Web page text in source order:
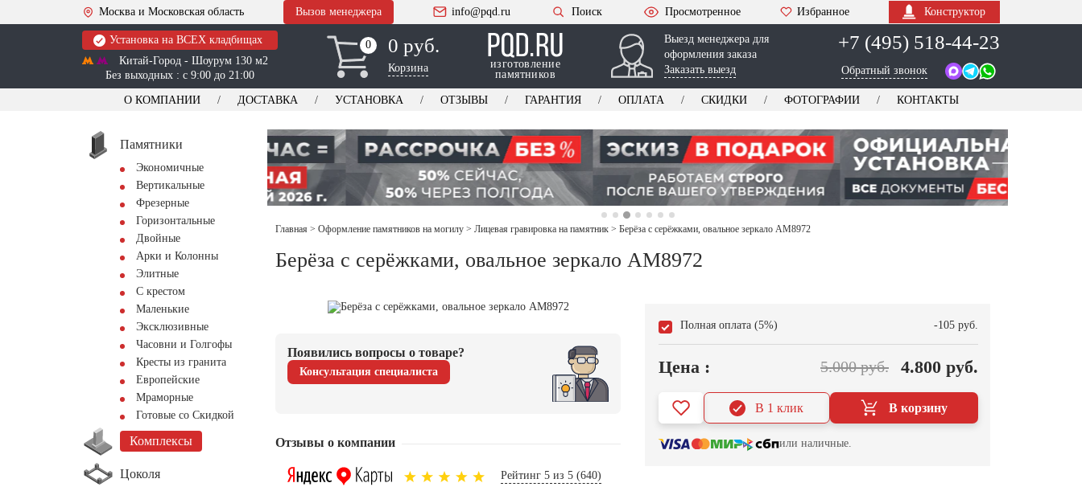
Москва и Московская область Вызов менеджера info@pqd.ru Поиск Просмотренное Избранное Конструктор
Установка на ВСЕХ кладбищах
Китай-Город - Шоурум 130 м2
Без выходных : с 9:00 до 21:00
0
0 0 руб.
Корзина
изготовление
памятников
Выезд менеджера для
оформления заказа
Заказать выезд
+7 (495) 518-44-23
Обратный звонок
О КОМПАНИИ ДОСТАВКА УСТАНОВКА ОТЗЫВЫ ГАРАНТИЯ ОПЛАТА СКИДКИ ФОТОГРАФИИ КОНТАКТЫ
Памятники
Экономичные
Вертикальные
Фрезерные
Горизонтальные
Двойные
Арки и Колонны
Элитные
С крестом
Маленькие
Эксклюзивные
Часовни и Голгофы
Кресты из гранита
Европейские
Мраморные
Готовые со Скидкой
Комплексы
Цоколя
Главная > Оформление памятников на могилу > Лицевая гравировка на памятник > Берёза с серёжками, овальное зеркало AM8972
Берёза с серёжками, овальное зеркало AM8972
Появились вопросы о товаре?
Консультация специалиста
Отзывы о компании
Рейтинг 5 из 5 (640)
Полная оплата (5%) -105 руб.
Цена : 5.000 руб. 4.800 руб.
В корзину
В 1 клик
или наличные.